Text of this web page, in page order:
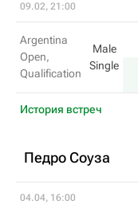
09.02, 21:00
Argentina
Open,
Qualification
Male
Single
История встреч
Педро Соуза
04.04, 16:00